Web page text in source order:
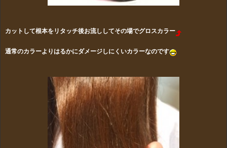
カットして根本をリタッチ後お流ししてその場でグロスカラー
通常のカラーよりはるかにダメージしにくいカラーなのです